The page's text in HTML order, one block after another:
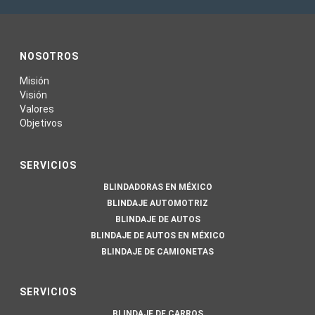
NOSOTROS
Misión
Visión
Valores
Objetivos
SERVICIOS
BLINDADORAS EN MÉXICO
BLINDAJE AUTOMOTRIZ
BLINDAJE DE AUTOS
BLINDAJE DE AUTOS EN MÉXICO
BLINDAJE DE CAMIONETAS
SERVICIOS